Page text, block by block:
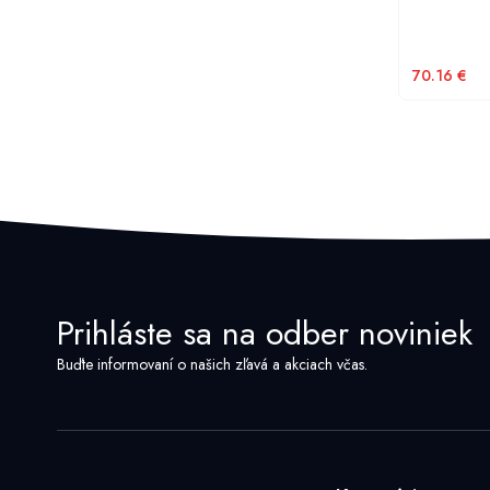
70.16 €
Prihláste sa na odber noviniek
Buďte informovaní o našich zľavá a akciach včas.